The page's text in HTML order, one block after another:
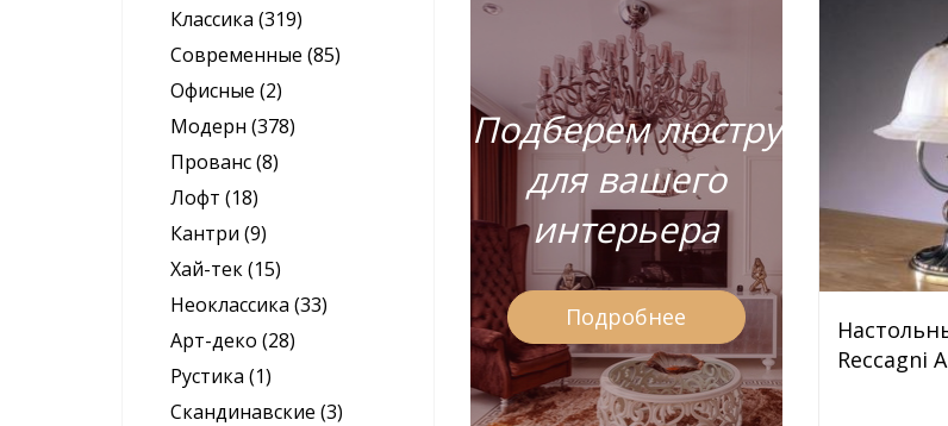
Классика (319)
Современные (85)
Офисные (2)
Модерн (378)
Прованс (8)
Лофт (18)
Кантри (9)
Хай-тек (15)
Неоклассика (33)
Арт-деко (28)
Рустика (1)
Скандинавские (3)
Подберем люстру
для вашего
интерьера
Подробнее
Reccagni